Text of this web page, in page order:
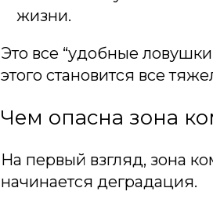
жизни.
Это все “удобные
этого становится все
Чем опасна зона
На первый взгляд, зона
начинается деградация.